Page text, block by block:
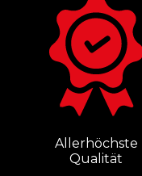
Allerhöchste
Qualität